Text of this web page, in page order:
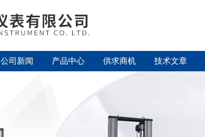
公司新闻 产品中心 供求商机 技术文章